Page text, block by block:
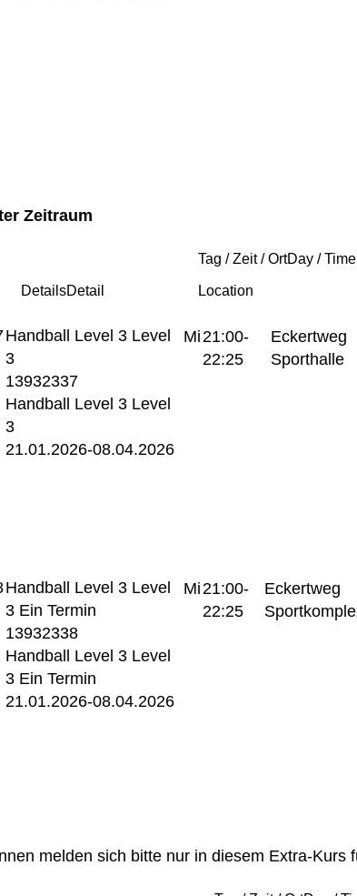
Zeitraum
DetailsDetail
Tag / Zeit / OrtDay /
Location
Handball Level 3 Level
3
13932337
Handball Level 3 Level
3
21.01.2026-08.04.2026
Mi21:00-
22:25
Eckertweg
Sporthalle
Handball Level 3 Level
3 Ein Termin
13932338
Handball Level 3 Level
3 Ein Termin
21.01.2026-08.04.2026
Mi21:00-
22:25
Eckertweg
melden sich bitte nur in diesem Extra-Kurs